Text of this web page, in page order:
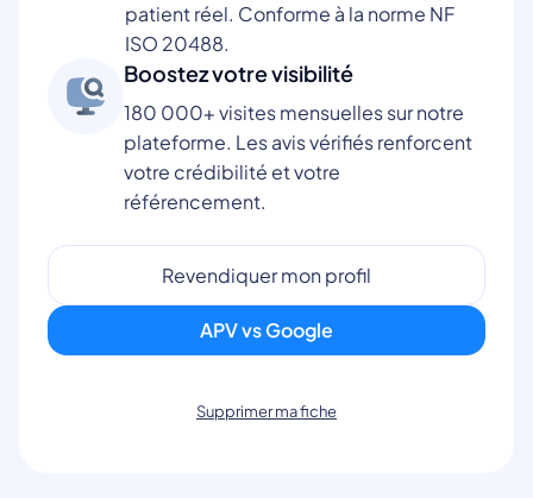
patient réel. Conforme à la norme NF
ISO 20488.
Boostez votre visibilité
180 000+ visites mensuelles sur notre
plateforme. Les avis vérifiés renforcent
votre crédibilité et votre
référencement.
Revendiquer mon profil
APV vs Google
Supprimer ma fiche